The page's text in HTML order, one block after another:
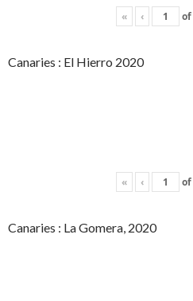
« ‹ of
Canaries : El Hierro 2020
« ‹ of
Canaries : La Gomera, 2020